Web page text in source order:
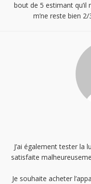
bout de 5 estimant qu’il
m’ne reste bien
J’ai également tester la
satisfaite
Je souhaite acheter